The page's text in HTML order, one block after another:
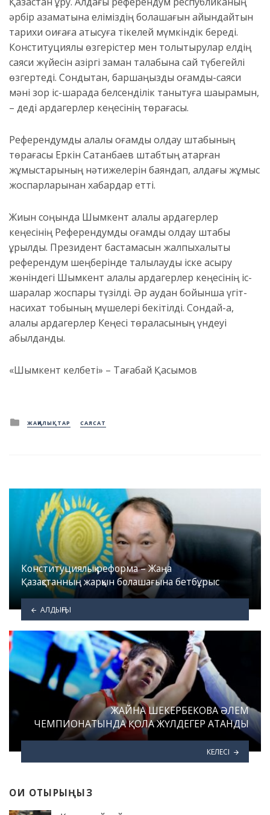
әрбір азаматына еліміздің болашағын айқындайтын
тарихи оқиғаға қатысуға тікелей мүмкіндік береді.
Конституциялық өзгерістер мен толықтырулар елдің
саяси жүйесін қазіргі заман талабына сай түбегейлі
өзгертеді. Сондықтан, баршаңызды қоғамдық-саяси
мәні зор іс-шарада белсенділік танытуға шақырамын,
– деді ардагерлер кеңесінің төрағасы.
Референдумды қалалық қоғамдық қолдау штабының
төрағасы Еркін Сатқанбаев штабтың атқарған
жұмыстарының нәтижелерін баяндап, алдағы жұмыс
жоспарларынан хабардар етті.
Жиын соңында Шымкент қалалық ардагерлер
кеңесінің Референдумды қоғамдық қолдау штабы
құрылды. Президент бастамасын жалпыхалықтық
референдум шеңберінде талқылауды іске асыру
жөніндегі Шымкент қалалық ардагерлер кеңесінің іс-
шаралар жоспары түзілді. Әр аудан бойынша үгіт-
насихат тобының мүшелері бекітілді. Сондай-ақ,
қалалық ардагерлер Кеңесі төралқасының үндеуі
қабылданды.
«Шымкент келбеті» – Тағабай Қасымов
Posted
in
ЖАҢАЛЫҚТАР САЯСАТ
Конституциялық реформа – Жаңа
Қазақстанның жарқын болашағына бетбұрыс
АЛДЫҢҒЫ
ЖАЙНА ШЕКЕРБЕКОВА ӘЛЕМ
ЧЕМПИОНАТЫНДА ҚОЛА ЖҮЛДЕГЕР АТАНДЫ
КЕЛЕСІ
ОҚИ ОТЫРЫҢЫЗ